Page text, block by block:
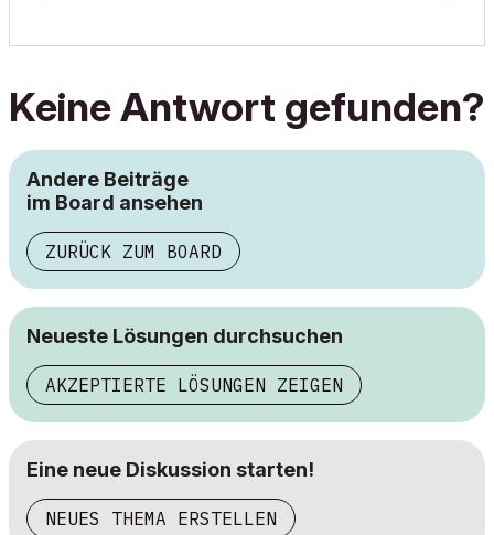
Keine Antwort gefunden?
Andere Beiträge
im Board ansehen
ZURÜCK ZUM BOARD
Neueste Lösungen durchsuchen
AKZEPTIERTE LÖSUNGEN ZEIGEN
Eine neue Diskussion starten!
NEUES THEMA ERSTELLEN